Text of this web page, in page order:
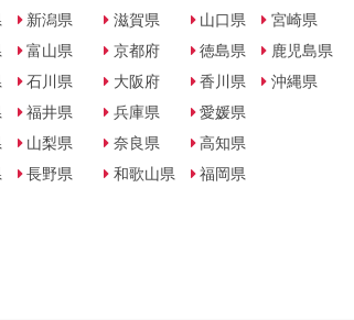
新潟県
富山県
石川県
福井県
山梨県
長野県
滋賀県
京都府
大阪府
兵庫県
奈良県
和歌山県
山口県
徳島県
香川県
愛媛県
高知県
福岡県
宮崎県
鹿児島県
沖縄県